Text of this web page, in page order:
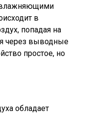
в
попадая на
через выводные
простое, но
обладает